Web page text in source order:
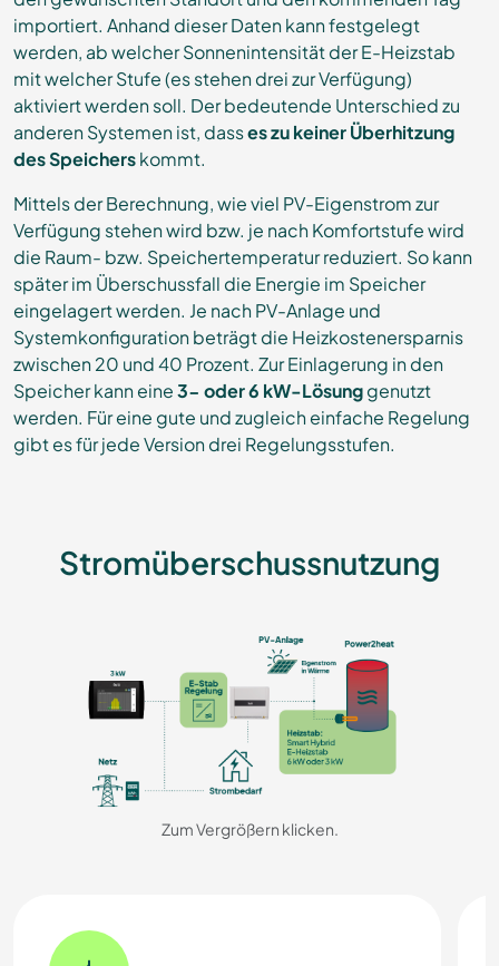
importiert. Anhand dieser Daten kann festgelegt
werden, ab welcher Sonnenintensität der E-Heizstab
mit welcher Stufe (es stehen drei zur Verfügung)
aktiviert werden soll. Der bedeutende Unterschied zu
anderen Systemen ist, dasses zu keiner Überhitzung
des Speicherskommt.
Mittels der Berechnung, wie viel PV-Eigenstrom zur
Verfügung stehen wird bzw. je nach Komfortstufe wird
die Raum- bzw. Speichertemperatur reduziert. So kann
später im Überschussfall die Energie im Speicher
eingelagert werden. Je nach PV-Anlage und
Systemkonfiguration beträgt die Heizkostenersparnis
zwischen 20 und 40 Prozent. Zur Einlagerung in den
Speicher kann eine3- oder 6 kW-Lösunggenutzt
werden. Für eine gute und zugleich einfache Regelung
gibt es für jede Version drei Regelungsstufen.
Stromüberschussnutzung
Zum Vergrößern klicken.